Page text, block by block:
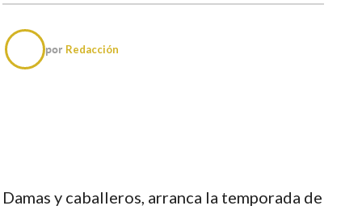
por Redacción
Damas y caballeros, arranca la temporada de